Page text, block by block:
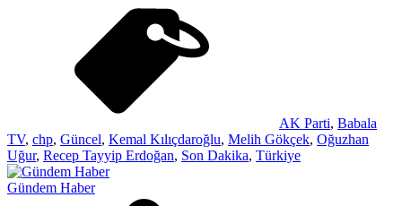
AK Parti, Babala
TV, chp, Güncel, Kemal Kılıçdaroğlu, Melih Gökçek, Oğuzhan
Uğur, Recep Tayyip Erdoğan, Son Dakika, Türkiye
Gündem Haber